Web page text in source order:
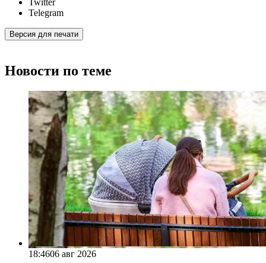
Twitter
Telegram
Версия для печати
Новости по теме
18:4606 авг 2026